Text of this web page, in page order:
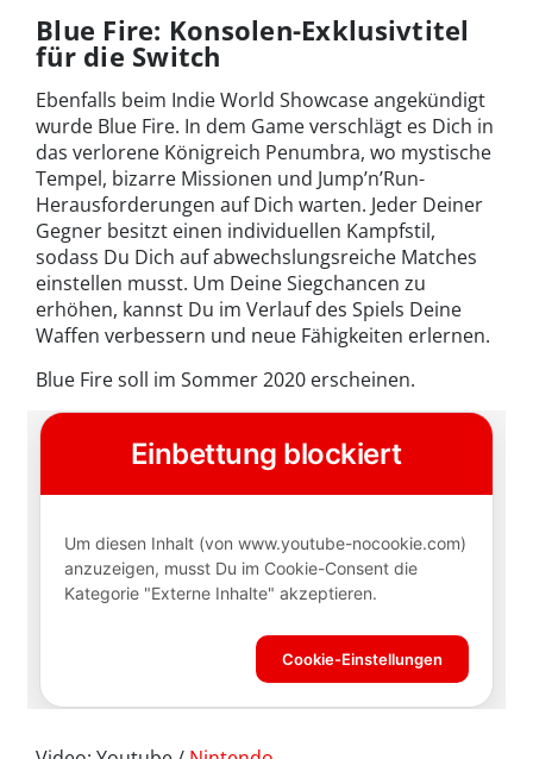
Blue Fire: Konsolen-Exklusivtitel
für die Switch
Ebenfalls beim Indie World Showcase angekündigt
wurde Blue Fire. In dem Game verschlägt es Dich in
das verlorene Königreich Penumbra, wo mystische
Tempel, bizarre Missionen und Jump’n’Run-
Herausforderungen auf Dich warten. Jeder Deiner
Gegner besitzt einen individuellen Kampfstil,
sodass Du Dich auf abwechslungsreiche Matches
einstellen musst. Um Deine Siegchancen zu
erhöhen, kannst Du im Verlauf des Spiels Deine
Waffen verbessern und neue Fähigkeiten erlernen.
Blue Fire soll im Sommer 2020 erscheinen.